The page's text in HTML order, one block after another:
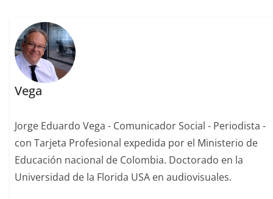
Vega
Jorge Eduardo Vega - Comunicador Social - Periodista -
con Tarjeta Profesional expedida por el Ministerio de
Educación nacional de Colombia. Doctorado en la
Universidad de la Florida USA en audiovisuales.